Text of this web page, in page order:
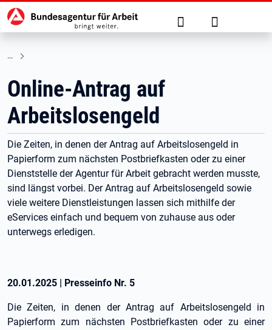
zu den Hauptinhalten springen
Hauptnavigation Suche Anmelden
Online-Antrag auf
Arbeitslosengeld
Die Zeiten, in denen der Antrag auf Arbeitslosengeld in
Papierform zum nächsten Postbriefkasten oder zu einer
Dienststelle der Agentur für Arbeit gebracht werden musste,
sind längst vorbei. Der Antrag auf Arbeitslosengeld sowie
viele weitere Dienstleistungen lassen sich mithilfe der
eServices einfach und bequem von zuhause aus oder
unterwegs erledigen.
20.01.2025 | Presseinfo Nr. 5
Die Zeiten, in denen der Antrag auf Arbeitslosengeld in
Papierform zum nächsten Postbriefkasten oder zu einer